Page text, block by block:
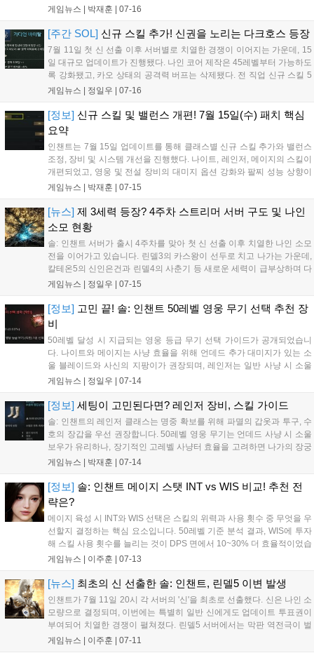
서는 이벤트 영향으로 가격이 하락했다. 서버별 재료 가격 격차가 심화
지고 있다. 특히 린델 1 서버에 30만 다이아의 8강 소울 보우가 등장해
유저들의 이목이 쏠리고 있다....
게임뉴스 | 박재훈 07-16
[주간 SOL] 신규 스킬 추가! 신권을 노리는 다크호스 등장
7월 11일 첫 신 선출 이후 서버별로 치열한 경쟁이 이어지는 가운데, 15
일 대규모 업데이트가 진행됐다. 나인 코어 제작은 45레벨부터 가능하도
록 강화됐고, 카오 상태의 공격력 버프는 삭제됐다. 전 직업 신규 스킬 5
종 추가 및 장비 밸런스 조정이 이뤄졌으며, 특성 강화 시 추가 스탯이 부
모품 패키지도 판매된다. 이번 패치는 경제 안정화와 클래스 개편에 초
점을 맞췄다....
게임뉴스 | 정일우 07-16
[정보] 신규 스킬 및 밸런스 개편! 7월 15일(수) 패치 핵심
요약
인챈트는 7월 15일 업데이트를 통해 클래스별 신규 스킬 추가와 밸런스
조정, 장비 및 시스템 개선을 진행했다. 나이트, 레인저, 메이지의 스킬이
개편되었고, 영웅 및 전설 장비의 대미지 옵션 강화와 팔찌 성능 상향이
이뤄졌다. 또한 특성 스탯 추가 및 신권 성능이 대폭 개선되었다. 7월 22
신의 검' 이벤트도 같은 기간까지 연장된다. 이 외에도 성향치 시스템 개
편과 자동 전투 범위 설정 확대 등 유저 편의를 위한 다양한 개선 사항이
반영되었다....
게임뉴스 | 박재훈 07-15
[뉴스] 제 3세력 등장? 4주차 스트리머 서버 구도 및 나인
소모 현황
솔: 인챈트 서버가 출시 4주차를 맞아 첫 신 선출 이후 치열한 나인 소모
전을 이어가고 있습니다. 린델3의 카스왕이 선두로 치고 나가는 가운데,
칼테온5의 신인은건과 린델4의 사춘기 등 새로운 세력이 급부상하며 다
크호스로 떠올랐습니다. 각 서버는 신권 유지와 탈환을 위해 다시 속도
적 경쟁이 더욱 가속화될 것으로 보입니다....
게임뉴스 | 정일우 07-15
[정보] 고민 끝! 솔: 인챈트 50레벨 영웅 무기 선택 추천 장
비
50레벨 달성 시 지급되는 영웅 등급 무기 선택 가이드가 공개되었습니
다. 나이트와 메이지는 사냥 효율을 위해 언데드 추가 대미지가 있는 소
울 블레이드와 사신의 지팡이가 권장되며, 레인저는 일반 사냥 시 소울
보우가, 보스 및 PVP를 수행하는 라인 유저에게는 관통 효과가 있는 나
지 무기가 안정적인 선택지입니다....
게임뉴스 | 정일우 07-14
[정보] 세팅이 고민된다면? 레인저 장비, 스킬 가이드
솔: 인챈트의 레인저 클래스는 명중 확보를 위해 파멸의 갑옷과 투구, 수
호의 장갑을 우선 권장합니다. 50레벨 영웅 무기는 언데드 사냥 시 소울
보우가 유리하나, 장기적인 고레벨 사냥터 효율을 고려하면 나가의 장궁
이 좋습니다. 스킬은 게일 샷 II, 디바인 비전, 가디언 크리티컬 I 순으로
용하는 것이 핵심입니다....
게임뉴스 | 박재훈 07-14
[정보] 솔: 인챈트 메이지 스탯 INT vs WIS 비교! 추천 전
략은?
메이지 육성 시 INT와 WIS 선택은 스킬의 위력과 사용 횟수 중 무엇을 우
선할지 결정하는 핵심 요소입니다. 50레벨 기준 분석 결과, WIS에 투자
해 스킬 사용 횟수를 늘리는 것이 DPS 면에서 10~30% 더 효율적이었습
니다. 상위 사냥터 진입 전까지는 명중 문제보다 MP 회복이 중요하므로,
를 보완하는 전략을 추천합니다....
게임뉴스 | 이주훈 07-13
[뉴스] 최초의 신 선출한 솔: 인챈트, 린델5 이변 발생
인챈트가 7월 11일 20시 각 서버의 '신'을 최초로 선출했다. 신은 나인 소
모량으로 결정되며, 이번에는 특별히 일반 신에게도 업데이트 투표권이
부여되어 치열한 경쟁이 펼쳐졌다. 린델5 서버에서는 막판 역전극이 벌
어졌고 일부 서버는 선출이 지연되기도 했다. 향후 2주마다 신규 신이 선
게임뉴스 | 이주훈 07-11